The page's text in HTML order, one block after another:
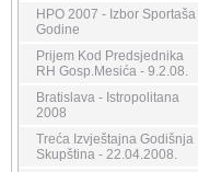
HPO 2007 - Izbor Sportaša
Godine
Prijem Kod Predsjednika
RH Gosp.Mesića - 9.2.08.
Bratislava - Istropolitana
2008
Treća Izvještajna Godišnja
Skupština - 22.04.2008.